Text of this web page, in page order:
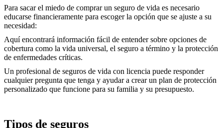
Para sacar el miedo de comprar un seguro de vida es necesario
educarse financieramente para escoger la opción que se ajuste a su
necesidad:
Aquí encontrará información fácil de entender sobre opciones de
cobertura como la vida universal, el seguro a término y la protección
de enfermedades críticas.
Un profesional de seguros de vida con licencia puede responder
cualquier pregunta que tenga y ayudar a crear un plan de protección
personalizado que funcione para su familia y su presupuesto.
Tipos de seguros